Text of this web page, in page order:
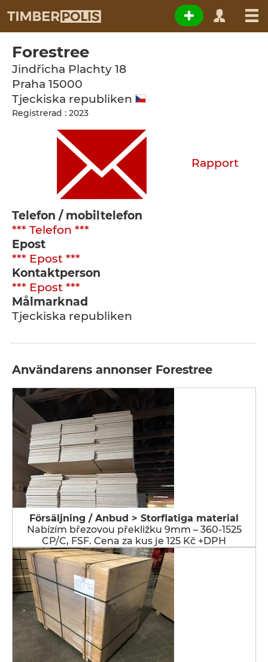
Forestree
Jindřicha Plachty 18
Praha 15000
Tjeckiska republiken
Registrerad : 2023
Rapport
Telefon / mobiltelefon
*** Telefon ***
Epost
*** Epost ***
Kontaktperson
*** Epost ***
Målmarknad
Tjeckiska republiken
Användarens annonser Forestree
Försäljning / Anbud > Storflatiga material
Nabízím březovou překližku 9mm – 360-1525
CP/C, FSF. Cena za kus je 125 Kč +DPH